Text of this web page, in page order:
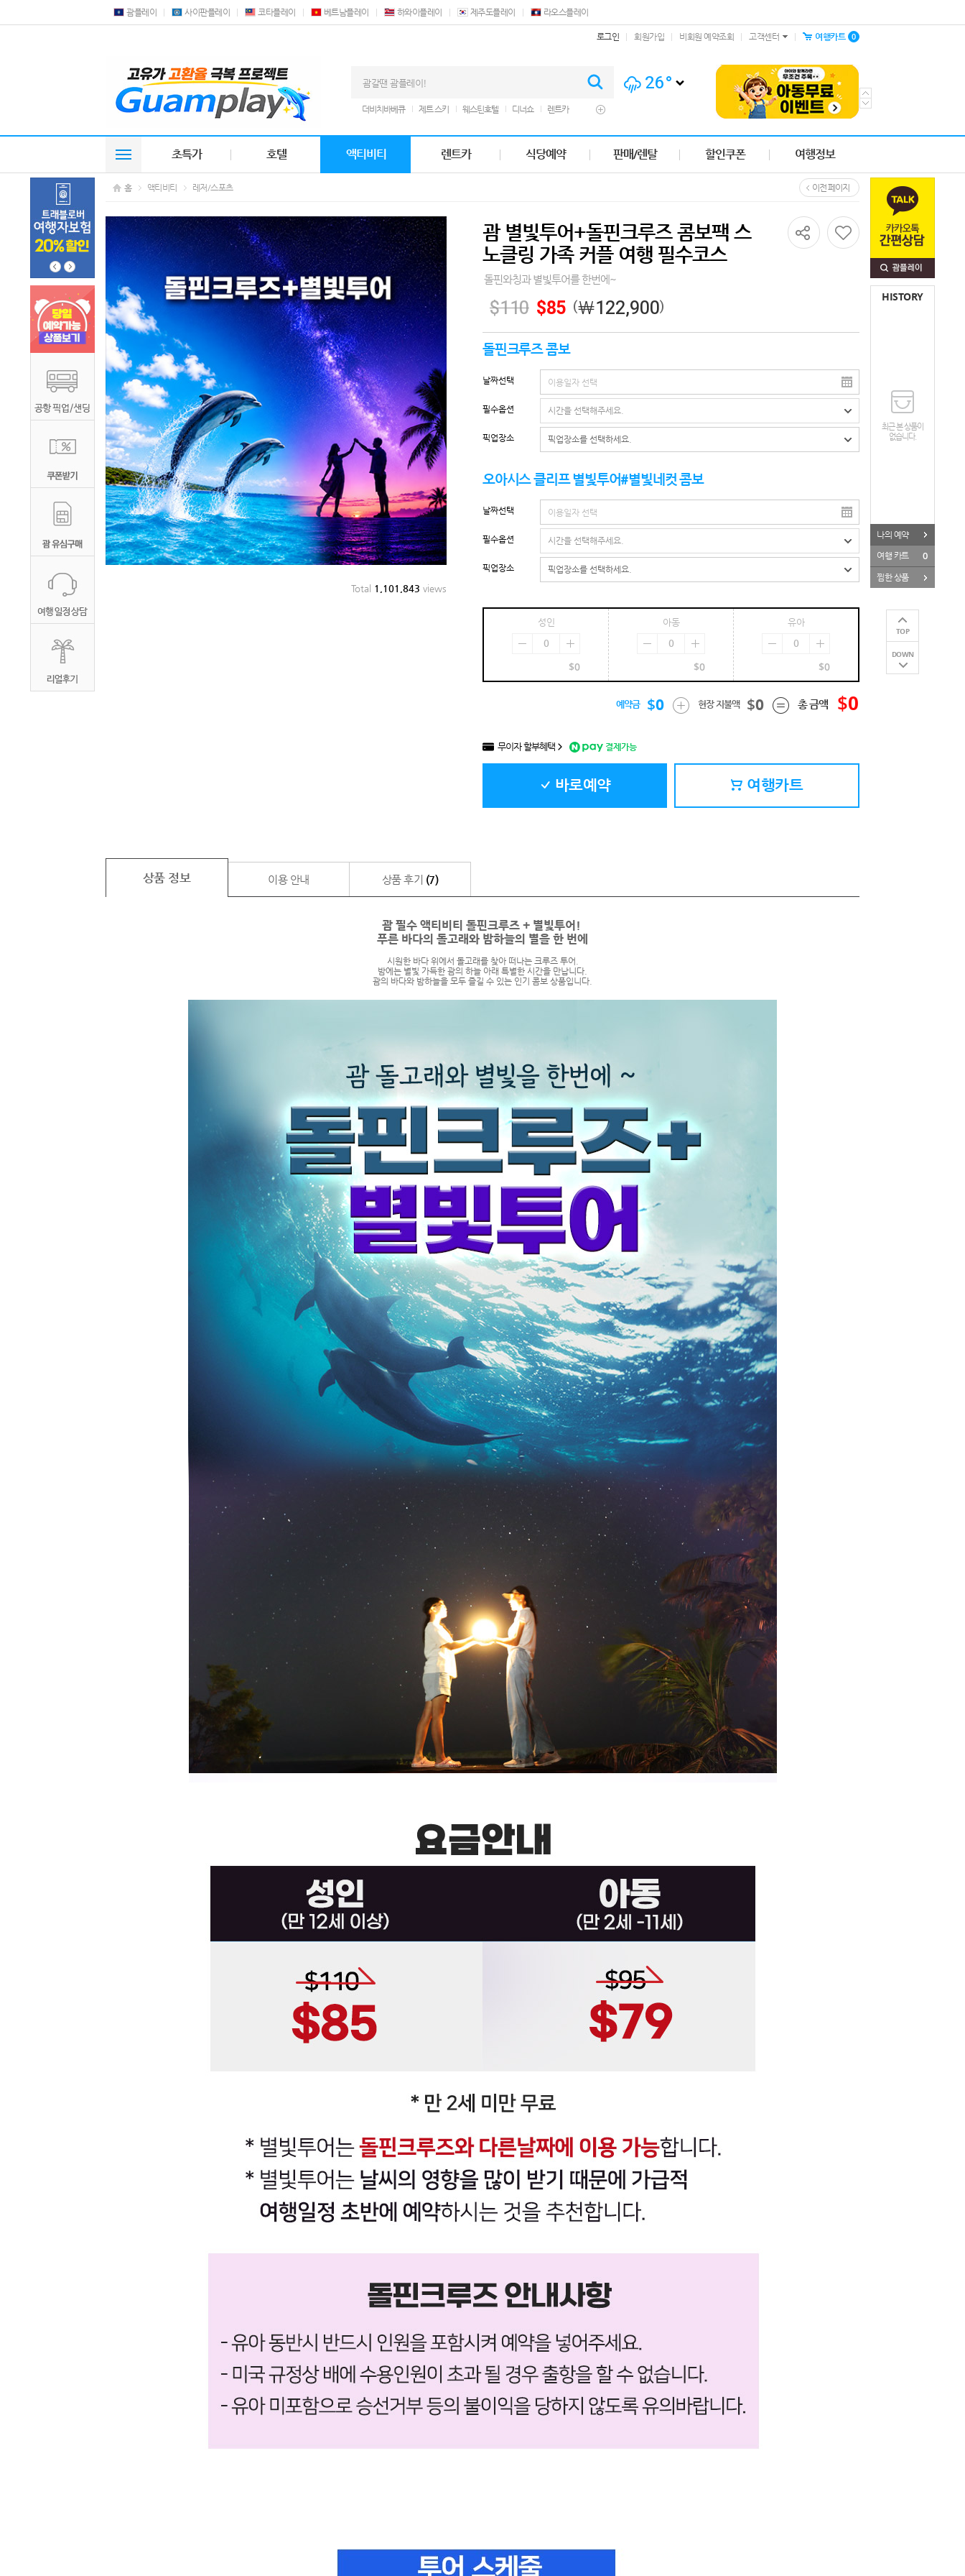
괌플레이 사이판플레이 코타플레이 베트남플레이 하와이플레이 제주도플레이 라오스플레이
로그인 회원가입 비회원 예약조회 고객센터 여행카트 0
더비치바베큐 제트 스키 웨스틴호텔 디너쇼
렌트카
쿠폰
에프터눈티 오션뷰호텔
돌핀크루즈
26°
초특가 호텔 액티비티 렌트카 식당예약 판매/렌탈 할인쿠폰 여행정보
홈 액티비티 레저/스포츠 이전 페이지
Total 1,101,843 views
괌 별빛투어+돌핀크루즈 콤보팩 스
노클링 가족 커플 여행 필수코스
돌핀와칭과 별빛투어를 한번에~
$110 $85 ￦122,900
돌핀크루즈 콤보
날짜선택
필수옵션
픽업장소
오아시스 클리프 별빛투어#별빛네컷 콤보
날짜선택
필수옵션
픽업장소
성인
$0
아동
$0
유아
$0
예약금 $0 현장 지불액 $0 총 금액 $0
무이자 할부혜택 결제가능
바로예약 여행카트
상품 정보 이용 안내 상품 후기 (7)
괌 필수 액티비티 돌핀크루즈 + 별빛투어!
푸른 바다의 돌고래와 밤하늘의 별을 한 번에
시원한 바다 위에서 돌고래를 찾아 떠나는 크루즈 투어.
밤에는 별빛 가득한 괌의 하늘 아래 특별한 시간을 만납니다.
괌의 바다와 밤하늘을 모두 즐길 수 있는 인기 콤보 상품입니다.
HISTORY
최근 본 상품이
없습니다.
나의 예약
여행 카트 0
찜한 상품
TOP
DOWN